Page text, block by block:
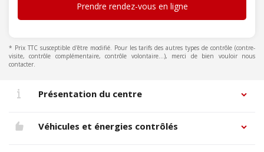
Prendre rendez-vous en ligne
* Prix TTC susceptible d'être modifié. Pour les tarifs des autres types de contrôle (contre-
visite, contrôle complémentaire, contrôle volontaire...), merci de bien vouloir nous
contacter.
Présentation du centre
Véhicules et énergies contrôlés